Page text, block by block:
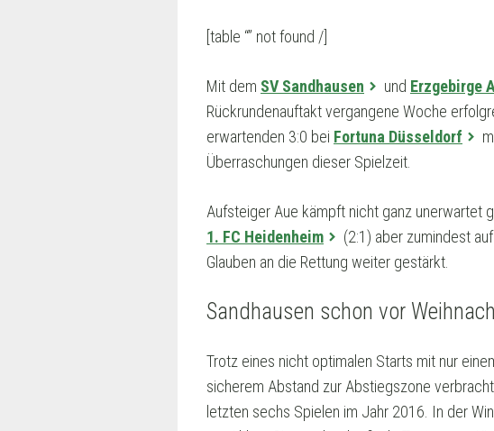
[table “” not found /]
Mit dem SV Sandhausen und Erzgebirge
Rückrundenauftakt vergangene Woche
erwartenden 3:0 bei Fortuna Düsseldorf
Überraschungen dieser Spielzeit.
Aufsteiger Aue kämpft nicht ganz unerwartet
1. FC Heidenheim
(2:1) aber zumindest
Glauben an die Rettung weiter gestärkt.
Sandhausen schon vor
Trotz eines nicht optimalen Starts mit nur
sicherem Abstand zur Abstiegszone
letzten sechs Spielen im Jahr 2016. In der